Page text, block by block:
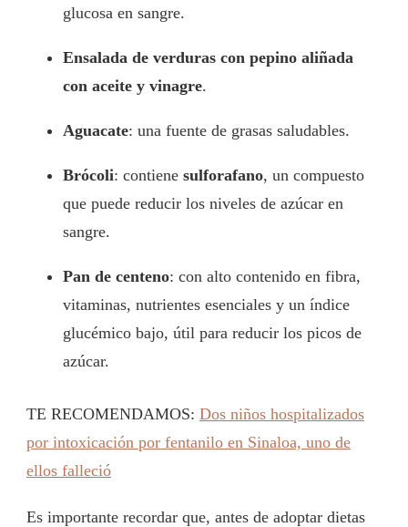
glucosa en sangre.
Ensalada de verduras con pepino aliñada
con aceite y vinagre.
Aguacate: una fuente de grasas saludables.
Brócoli: contiene sulforafano, un compuesto
que puede reducir los niveles de azúcar en
sangre.
Pan de centeno: con alto contenido en fibra,
vitaminas, nutrientes esenciales y un índice
glucémico bajo, útil para reducir los picos de
azúcar.
TE RECOMENDAMOS: Dos niños hospitalizados
por intoxicación por fentanilo en Sinaloa, uno de
ellos falleció
Es importante recordar que, antes de adoptar dietas